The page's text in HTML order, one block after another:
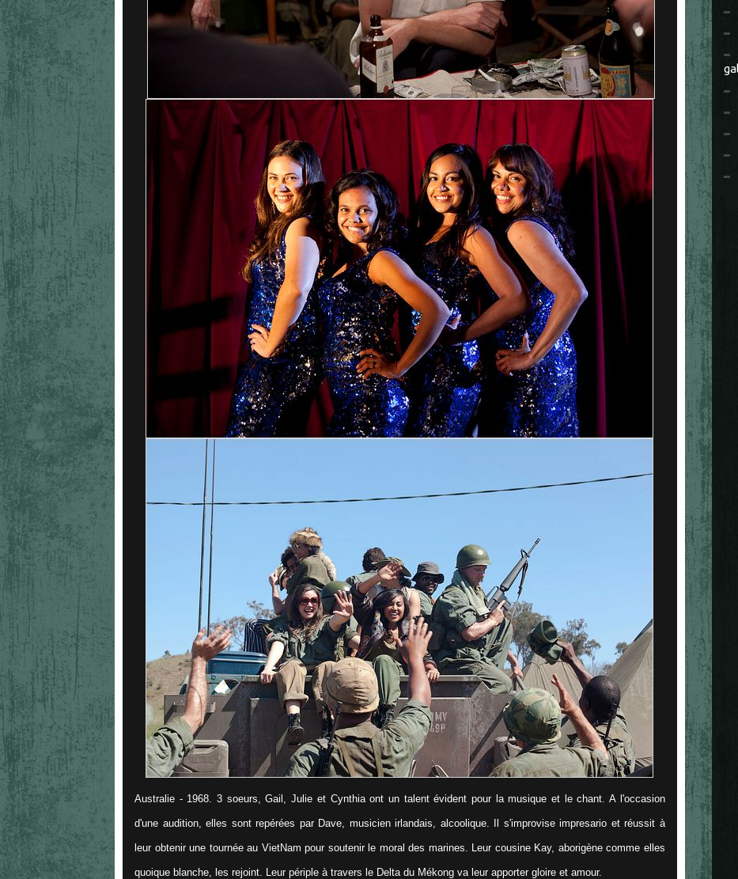
Australie - 1968. 3 soeurs, Gail, Julie et Cynthia ont un talent évident pour la musique et le chant. A l'occasion
d'une audition, elles sont repérées par Dave, musicien irlandais, alcoolique. Il s'improvise impresario et réussit à
leur obtenir une tournée au VietNam pour soutenir le moral des marines. Leur cousine Kay, aborigène comme elles
quoique blanche, les rejoint. Leur périple à travers le Delta du Mékong va leur apporter gloire et amour.